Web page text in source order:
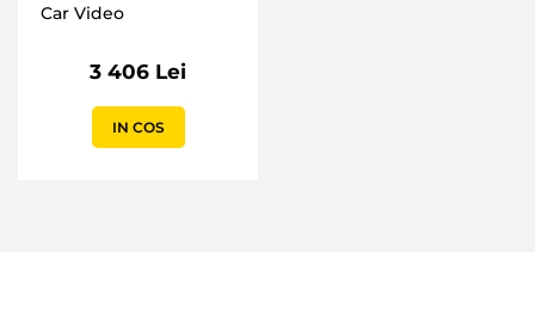
Car Video
3 406 Lei
IN COS